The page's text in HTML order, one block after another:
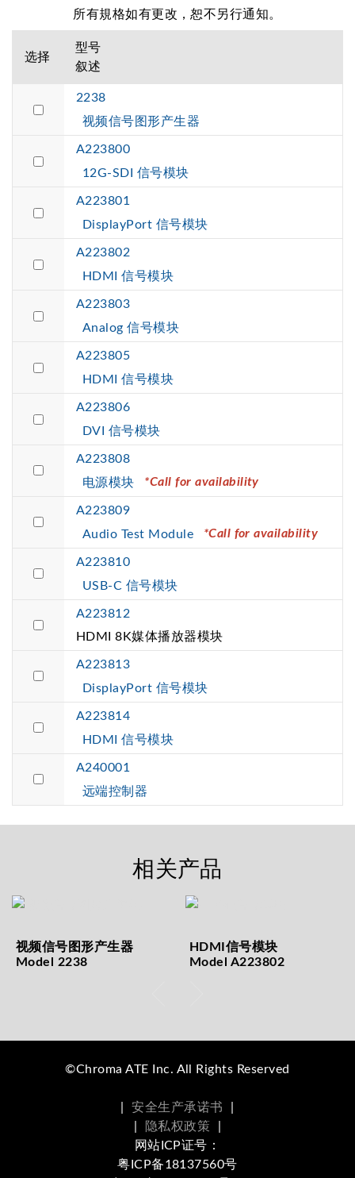
所有規格如有更改，恕不另行通知。
选择
型号
叙述
2238
视频信号图形产生器
A223800
12G-SDI 信号模块
A223801
DisplayPort 信号模块
A223802
HDMI 信号模块
A223803
Analog 信号模块
A223805
HDMI 信号模块
A223806
DVI 信号模块
A223808
电源模块
*Call for availability
A223809
Audio Test Module
*Call for availability
A223810
USB-C 信号模块
A223812
HDMI 8K媒体播放器模块
A223813
DisplayPort 信号模块
A223814
HDMI 信号模块
A240001
远端控制器
相关产品
视频信号图形产生器
Model 2238
HDMI信号模块
Model A223802
©Chroma ATE Inc. All Rights Reserved
安全生产承诺书
隐私权政策
网站ICP证号：
粤ICP备18137560号